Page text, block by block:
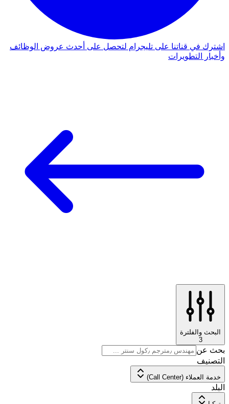
اشترك في قناتنا على تليجرام لتحصل على أحدث عروض الوظائف
وأخبار التطويرات
البحث والفلترة
3
بحث عن
التصنيف
خدمة العملاء (Call Center)
البلد